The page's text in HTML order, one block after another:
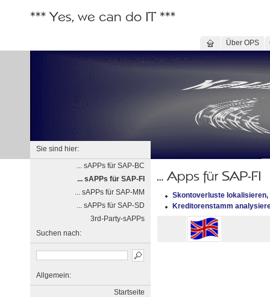
Über OPS
Sie sind hier:
... sAPPs für SAP-BC
... sAPPs für SAP-FI
... sAPPs für SAP-MM
... sAPPs für SAP-SD
3rd-Party-sAPPs
Suchen nach:
Allgemein:
Startseite
Skontoverluste
Kreditorenstamm